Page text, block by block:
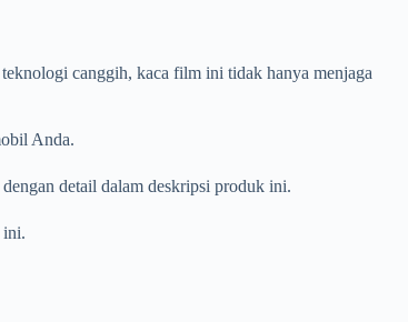
canggih, kaca film ini tidak hanya menjaga
Anda.
detail dalam deskripsi produk ini.
ini.